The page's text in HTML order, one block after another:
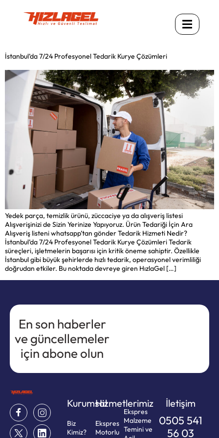
İstanbul’da 7/24 Profesyonel Tedarik Kurye Çözümleri
Yedek parça, temizlik ürünü, züccaciye ya da alışveriş listesi
Alışverişinizi de Sizin Yerinize Yapıyoruz. Ürün Tedariği İçin Ara
Alışveriş listeni whatsapp’tan gönder Tedarik Hizmeti Nedir?
İstanbul’da 7/24 Profesyonel Tedarik Kurye Çözümleri Tedarik
süreçleri, işletmelerin başarısı için kritik öneme sahiptir. Özellikle
İstanbul gibi büyük şehirlerde hızlı tedarik, operasyonel verimliliği
doğrudan etkiler. Bu noktada devreye giren HızlaGel […]
En son haberler
ve güncellemeler
için abone olun
Kurumsal
Biz
Kimiz?
Hizmetlerimiz
Ekspres
Motorlu
Ekspres
Malzeme
Temini ve
İletişim
0505 541
56 03